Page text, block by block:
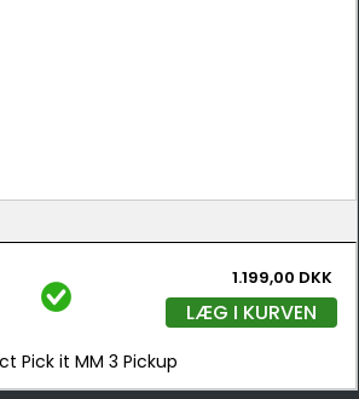
1.199,00 DKK
LÆG I KURVEN
Pick it MM 3 Pickup